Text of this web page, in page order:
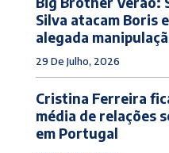
Silva atacam Boris
alegada
29 De Julho, 2026
Cristina Ferreira
média de relações
em Portugal